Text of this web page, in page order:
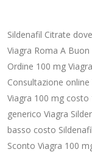
Sildenafil Citrate
Viagra Roma A
Ordine 100 mg
Consultazione online
Viagra 100 mg costo
generico Viagra
basso costo
Sconto Viagra 100